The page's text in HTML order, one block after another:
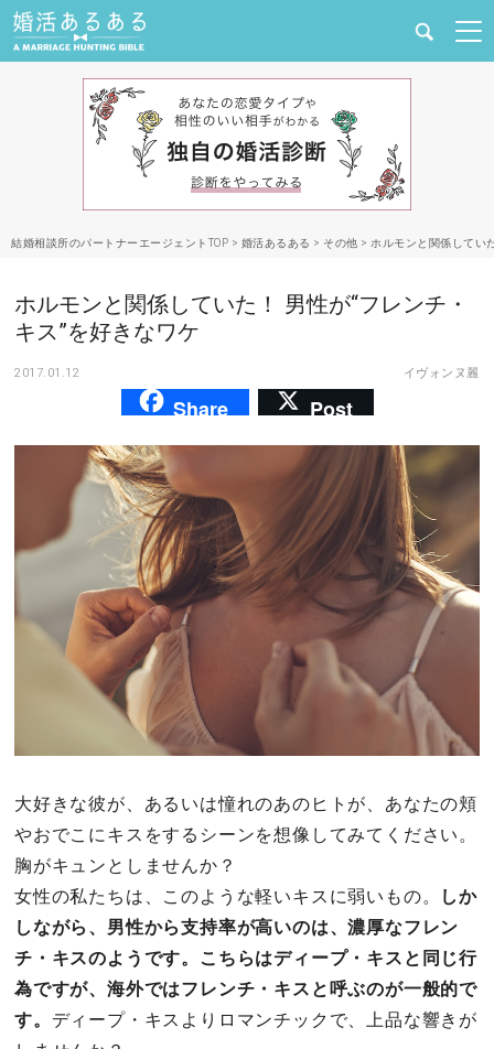
婚活と結婚
合コン・街コン
マッチングアプリ
あるある
その他
ドキドキ
仕事とキャリア
ファッション・美容
グルメ
趣味・旅行
結婚相談所のパートナーエージェントTOP > 婚活あるある > その他 > ホルモンと関係してい
ホルモンと関係していた！ 男性が“フレンチ・
キス”を好きなワケ
2017.01.12 イヴォンヌ麗
Share Post
大好きな彼が、あるいは憧れのあのヒトが、あなたの頬
やおでこにキスをするシーンを想像してみてください。
胸がキュンとしませんか？
女性の私たちは、このような軽いキスに弱いもの。
しか
しながら、男性から支持率が高いのは、濃厚なフレン
チ・キスのようです。こちらはディープ・キスと同じ行
為ですが、海外ではフレンチ・キスと呼ぶのが一般的で
す。 ディープ・キスよりロマンチックで、上品な響きが